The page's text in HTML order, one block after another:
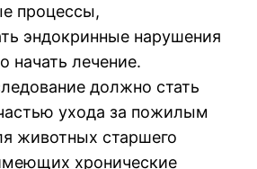
процессы,
эндокринные нарушения
начать лечение.
должно стать
ухода за пожилым
животных старшего
хронические